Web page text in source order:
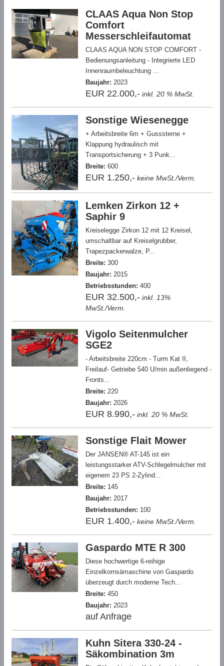
CLAAS Aqua Non Stop
Comfort
Messerschleifautomat
CLAAS AQUA NON STOP COMFORT -
Bedienungsanleitung - Integrierte LED
Innenraumbeleuchtung ...
Baujahr: 2023
EUR 22.000,- inkl. 20 % MwSt.
Sonstige Wiesenegge
+ Arbeitsbreite 6m + Gusssterne +
Klappung hydraulisch mit
Transportsicherung + 3 Punk...
Breite: 600
EUR 1.250,- keine MwSt./Verm.
Lemken Zirkon 12 +
Saphir 9
Kreiselegge Zirkon 12 mit 12 Kreisel,
umschaltbar auf Kreiselgrubber,
Trapezpackerwalze, P...
Breite: 300
Baujahr: 2015
Betriebsstunden: 400
EUR 32.500,- inkl. 13%
MwSt./Verm.
Vigolo Seitenmulcher
SGE2
- Arbeitsbreite 220cm - Turm Kat II,
Freilauf- Getriebe 540 U/min außenliegend -
Fronts...
Breite: 220
Baujahr: 2026
EUR 8.990,- inkl. 20 % MwSt.
Sonstige Flait Mower
Der JANSEN® AT-145 ist ein
leistungsstarker ATV-Schlegelmulcher mit
eigenem 23 PS 2-Zylind...
Breite: 145
Baujahr: 2017
Betriebsstunden: 100
EUR 1.400,- keine MwSt./Verm.
Gaspardo MTE R 300
Diese hochwertige 6-reihige
Einzelkornsämaschine von Gaspardo
überzeugt durch moderne Tech...
Breite: 450
Baujahr: 2023
auf Anfrage
Kuhn Sitera 330-24 -
Säkombination 3m